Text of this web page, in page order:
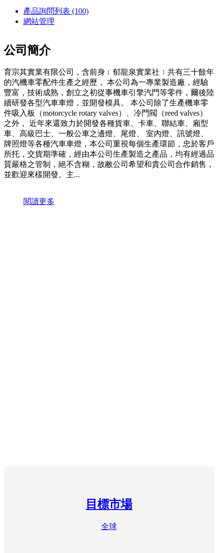
產品詢問列表 (100)
網站管理
公司簡介
育宗其實業有限公司，含前身﹝郁龍泉實業社﹞共有三十餘年
的汽機車零配件生產之經歷， 本公司為一專業製造廠，經驗
豐富，技術成熟，創立之初從事機車引擎汽門等零件，爾後陸
續研發各型汽車車燈，並開發模具。 本公司除了生產機車零
件吸入板（motorcycle rotary valves）、冷門閥（reed valves）
之外， 近年來還致力於開發各種貨車、卡車、聯結車、廂型
車、高級巴士、一般公車之邊燈、尾燈、 室內燈、訊號燈、
牌照燈等各種汽車車燈，本公司重視每個生產環節，忠於客戶
所托，交貨期準確，經由本公司生產製造之產品，均有經過品
質嚴格之管制，絕不含糊，故敝公司希望和貴公司合作銷售，
並歡迎來樣開發。主...
閱讀更多
目標市場
全球